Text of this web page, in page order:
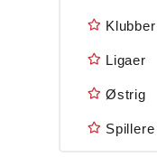
Klubber
Ligaer
Østrig
Spillere